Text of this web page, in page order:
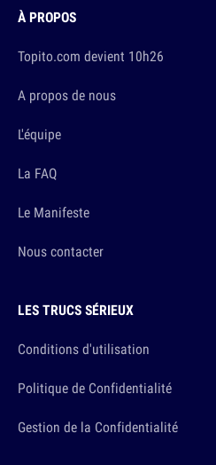
À PROPOS
Topito.com devient 10h26
A propos de nous
L'équipe
La FAQ
Le Manifeste
Nous contacter
LES TRUCS SÉRIEUX
Conditions d'utilisation
Politique de Confidentialité
Gestion de la Confidentialité